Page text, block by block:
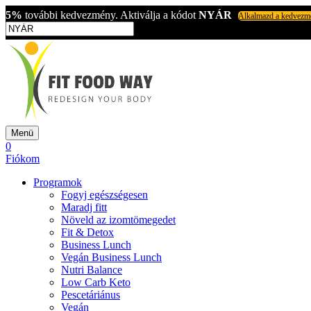
5% további kedvezmény. Aktiválja a kódot NYÁR Alkalmazd a
Menü
0
Fiókom
Programok
Fogyj egészségesen
Maradj fitt
Növeld az izomtömegedet
Fit & Detox
Business Lunch
Vegán Business Lunch
Nutri Balance
Low Carb Keto
Pescetáriánus
Vegán